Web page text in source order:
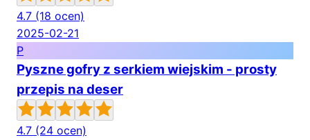
4.7 (18 ocen)
2025-02-21
P
Pyszne gofry z serkiem wiejskim - prosty
przepis na deser
4.7 (24 ocen)